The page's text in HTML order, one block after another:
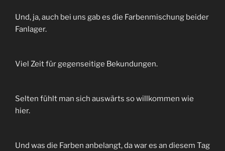
Und, ja, auch bei uns gab es die Farbenmischung beider
Fanlager.
Viel Zeit für gegenseitige Bekundungen.
Selten fühlt man sich auswärts so willkommen wie
hier.
Und was die Farben anbelangt, da war es an diesem Tag